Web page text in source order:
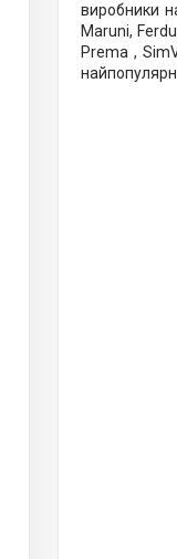
виробники
Maruni,
Prema ,